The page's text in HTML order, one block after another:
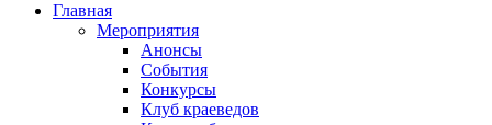
Главная
Мероприятия
Анонсы
События
Конкурсы
Клуб краеведов